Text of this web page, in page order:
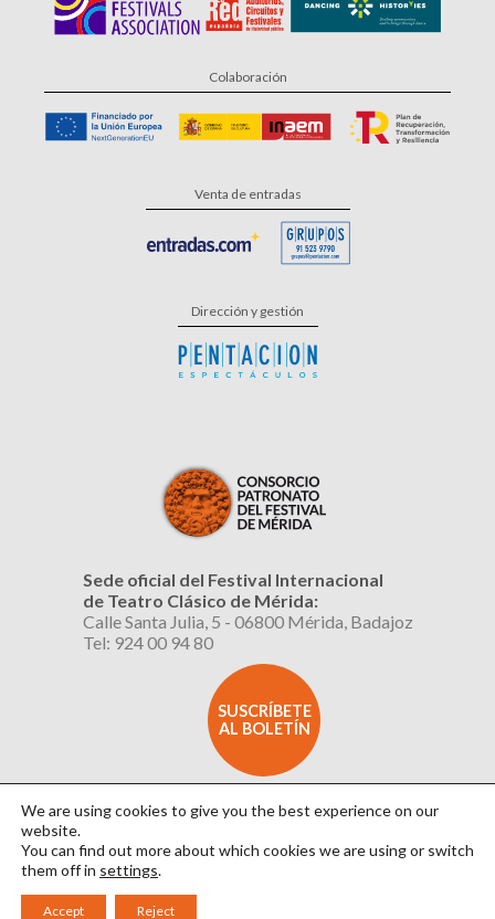
Colaboración
Venta de entradas
Dirección y gestión
Sede oficial del Festival Internacional
de Teatro Clásico de Mérida:
Calle Santa Julia, 5 - 06800 Mérida, Badajoz
Tel: 924 00 94 80
SUSCRÍBETE
AL BOLETÍN
Aviso Legal|Política de Privacidad
We are using cookies to give you the best experience on our
website.
You can find out more about which cookies we are using or switch
them off in settings.
Accept Reject